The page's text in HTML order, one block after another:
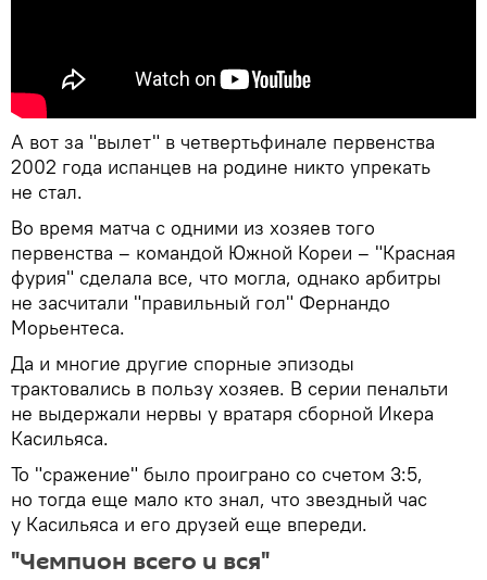
А вот за "вылет" в четвертьфинале первенства
2002 года испанцев на родине никто упрекать
не стал.
Во время матча с одними из хозяев того
первенства – командой Южной Кореи – "Красная
фурия" сделала все, что могла, однако арбитры
не засчитали "правильный гол" Фернандо
Морьентеса.
Да и многие другие спорные эпизоды
трактовались в пользу хозяев. В серии пенальти
не выдержали нервы у вратаря сборной Икера
Касильяса.
То "сражение" было проиграно со счетом 3:5,
но тогда еще мало кто знал, что звездный час
у Касильяса и его друзей еще впереди.
"Чемпион всего и вся"